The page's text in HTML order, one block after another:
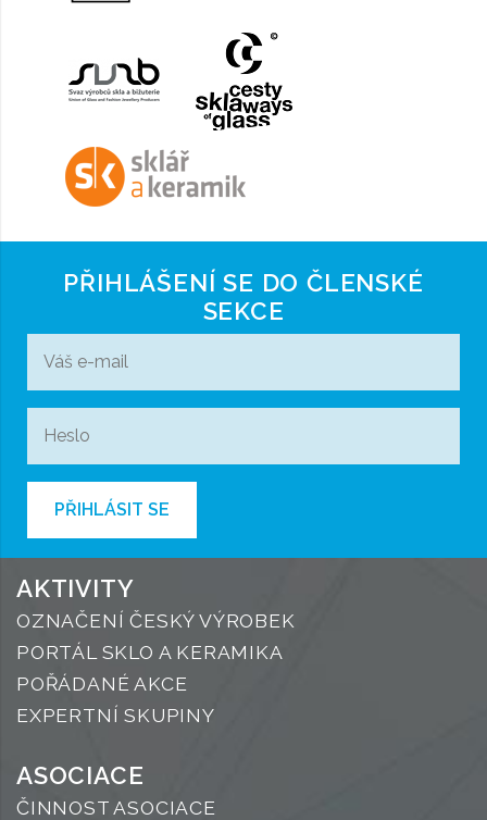
PŘIHLÁŠENÍ SE DO ČLENSKÉ
SEKCE
PŘIHLÁSIT SE
AKTIVITY
OZNAČENÍ ČESKÝ VÝROBEK
PORTÁL SKLO A KERAMIKA
POŘÁDANÉ AKCE
EXPERTNÍ SKUPINY
ASOCIACE
ČINNOST ASOCIACE